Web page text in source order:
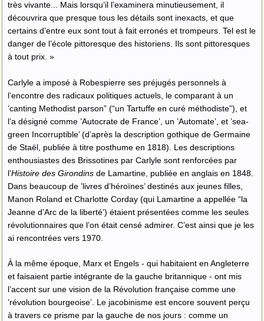
très vivante... Mais lorsqu’il l’examinera minutieusement, il
découvrira que presque tous les détails sont inexacts, et que
certains d’entre eux sont tout à fait erronés et trompeurs. Tel est le
danger de l’école pittoresque des historiens. Ils sont pittoresques
à tout prix.
Carlyle a imposé à Robespierre ses préjugés personnels à
l’encontre des radicaux politiques actuels, le comparant à un
’canting Methodist parson” (“un Tartuffe en curé méthodiste”), et
l’a désigné comme ’Autocrate de France’, un ’Automate’, et ’sea-
green Incorruptible’ (d’après la description gothique de Germaine
de Staël, publiée à titre posthume en 1818). Les descriptions
enthousiastes des Brissotines par Carlyle sont renforcées par
l’Histoire des Girondinsde Lamartine, publiée en anglais en 1848.
Dans beaucoup de ’livres d’héroïnes’ destinés aux jeunes filles,
Manon Roland et Charlotte Corday (qui Lamartine a appellée “la
Jeanne d’Arc de la liberté’) étaient présentées comme les seules
révolutionnaires que l’on était censé admirer. C’est ainsi que je les
ai rencontrées vers 1970.
À la même époque, Marx et Engels - qui habitaient en Angleterre
et faisaient partie intégrante de la gauche britannique - ont mis
l’accent sur une vision de la Révolution française comme une
’révolution bourgeoise’. Le jacobinisme est encore souvent perçu
à travers ce prisme par la gauche de nos jours : comme un